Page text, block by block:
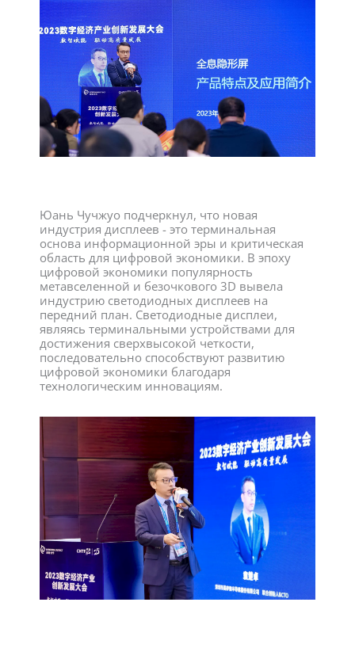
Юань Чучжуо подчеркнул, что новая
индустрия дисплеев - это терминальная
основа информационной эры и критическая
область для цифровой экономики. В эпоху
цифровой экономики популярность
метавселенной и безочкового 3D вывела
индустрию светодиодных дисплеев на
передний план. Светодиодные дисплеи,
являясь терминальными устройствами для
достижения сверхвысокой четкости,
последовательно способствуют развитию
цифровой экономики благодаря
технологическим инновациям.